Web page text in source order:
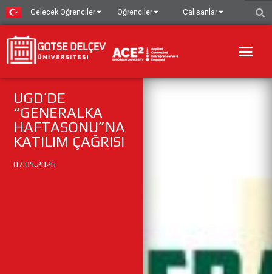
Gelecek Oğrenciler Öğrenciler Çalışanlar
UGD’DE
“GENERALKA
HAFTASONU”NA
KATILIM ÇAĞRISI
07.05.2026